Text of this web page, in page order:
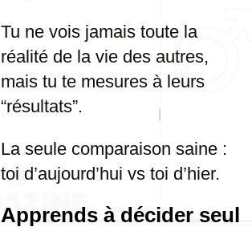
Tu ne vois jamais toute la
réalité de la vie des autres,
mais tu te mesures à leurs
“résultats”.
La seule comparaison saine :
toi d’aujourd’hui vs toi d’hier.
Apprends à décider seul